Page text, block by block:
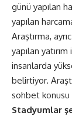
günü yapılan
yapılan
Araştırma,
yapılan
insanlarda
belirtiyor.
sohbet
Stadyumlar